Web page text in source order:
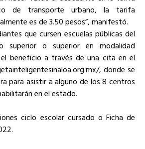
de transporte urbano, la tarifa
es de 3.50 pesos”, manifestó.
que cursen escuelas públicas del
superior o superior en modalidad
beneficio a través de una cita en el
, donde se
para asistir a alguno de los 8 centros
en el estado.
ciclo escolar cursado o Ficha de